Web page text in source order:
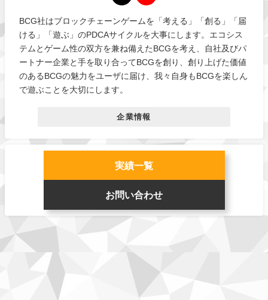
BCG社はブロックチェーンゲームを「考える」「創る」「届
ける」「遊ぶ」のPDCAサイクルを大事にします。エコシス
テムとゲーム性の双方を兼ね備えたBCGを考え、自社及びパ
ートナー企業と手を取り合ってBCGを創り、創り上げた価値
のあるBCGの魅力をユーザに届け、我々自身もBCGを楽しん
で遊ぶことを大切にします。
企業情報
実績一覧
お問い合わせ